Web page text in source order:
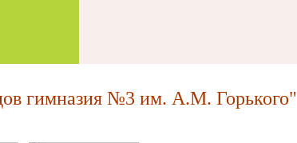
гимназия №3 им. А.М. Горького"